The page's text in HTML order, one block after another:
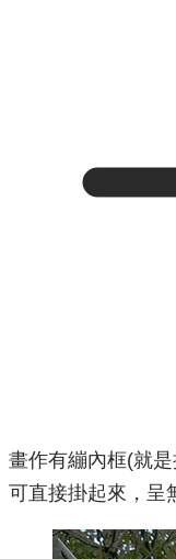
畫作有繃內框(就
可直接掛起來，呈